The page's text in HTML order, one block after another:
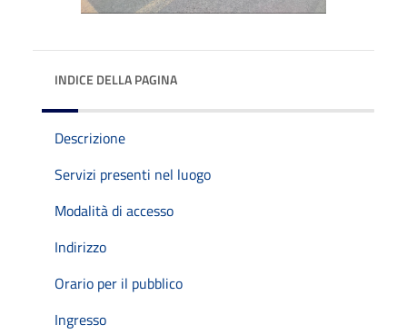
INDICE DELLA PAGINA
Descrizione
Servizi presenti nel luogo
Modalità di accesso
Indirizzo
Orario per il pubblico
Ingresso